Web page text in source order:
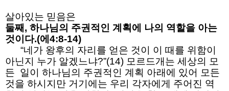
살아있는 믿음은
둘째, 하나님의 주권적인 계획에 나의 역할을 아는
것이다.(에4:8-14)
“네가 왕후의 자리를 얻은 것이 이 때를 위함이
아닌지 누가 알겠느냐?”(14) 모르드개는 세상의 모
든 일이 하나님의 주권적인 계획 아래에 있어 모든
것을 하시지만 거기에는 우리 각자에게 주어진 역